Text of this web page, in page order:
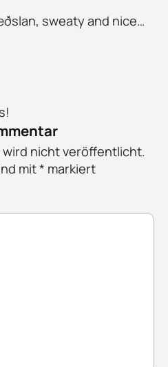
sweaty and nice…
wird nicht veröffentlicht.
mit* markiert